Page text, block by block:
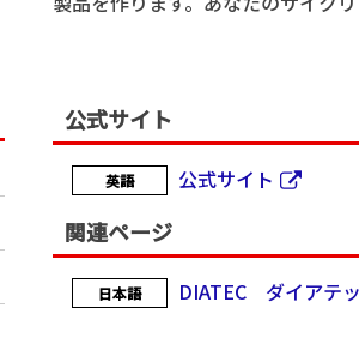
公式サイト
英語 公式サイト
関連ページ
日本語 DIATEC ダイアテ